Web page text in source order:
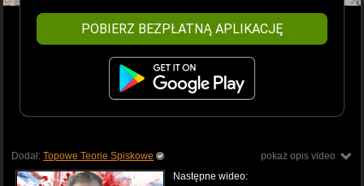
POBIERZ BEZPŁATNĄ APLIKACJĘ
pokaż opis video
Dodał: Topowe Teorie Spiskowe
Następne wideo: